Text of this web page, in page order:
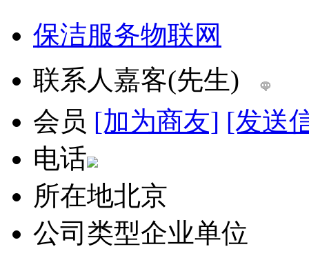
保洁服务物联网
联系人 嘉客(先生)
会员 [加为商友] [发送
电话
所在地北京
公司类型企业单位